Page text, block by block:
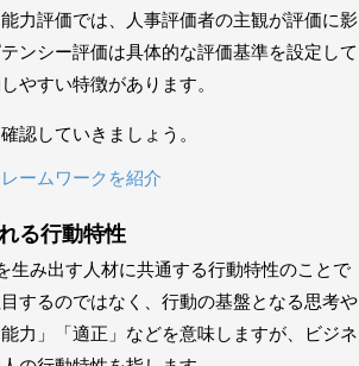
力評価では、人事評価者の主観が評価に影
ンシー評価は具体的な評価基準を設定して
やすい特徴があります。
認していきましょう。
ームワークを紹介
る行動特性
生み出す人材に共通する行動特性のことで
するのではなく、行動の基盤となる思考や
力」「適正」などを意味しますが、ビジネ